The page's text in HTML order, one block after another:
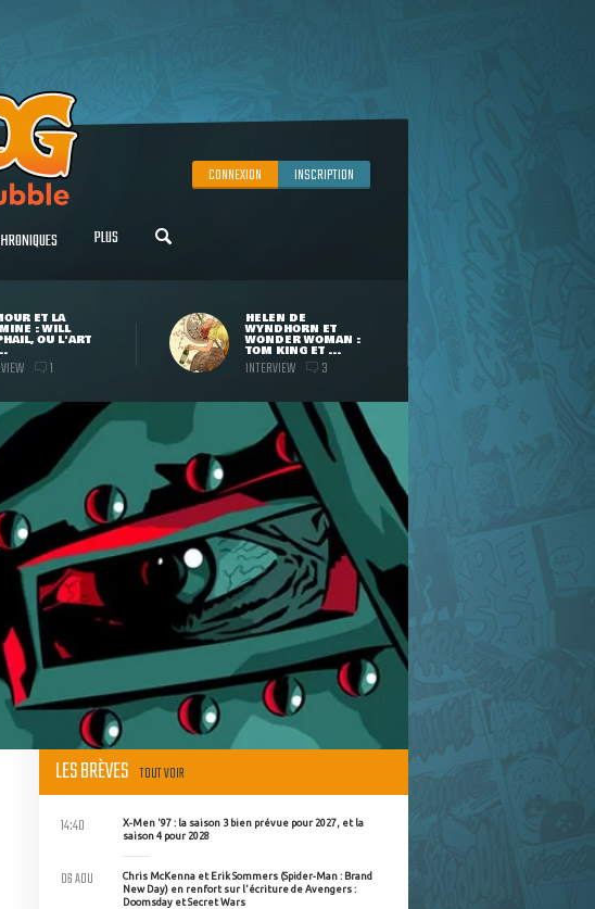
CONNEXION INSCRIPTION
PLUS
ET LA
: WILL
OU L'ART
1
HELEN DE
WYNDHORN ET
WONDER WOMAN :
TOM KING ET ...
INTERVIEW 3
LES BRÈVES TOUT VOIR
X-Men '97 : la saison 3 bien prévue pour 2027, et la
saison 4 pour 2028
14:40
Chris McKenna et Erik Sommers (Spider-Man : Brand
New Day) en renfort sur l'écriture de Avengers :
Doomsday et Secret Wars
06 AOU